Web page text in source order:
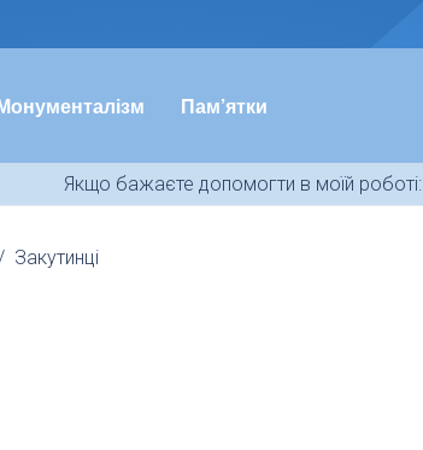
Пам’ятки
Якщо бажаєте допомогти в моїй роботі:
Закутинці